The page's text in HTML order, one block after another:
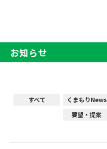
お知らせ
すべて くまもりNews
要望・提案